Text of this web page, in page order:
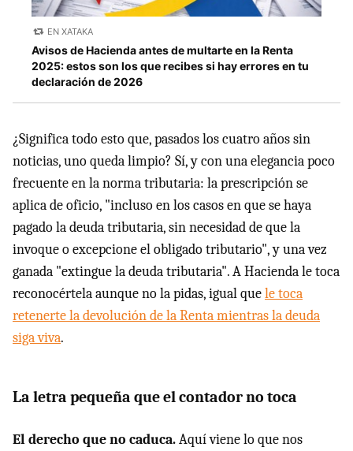
EN XATAKA
Avisos de Hacienda antes de multarte en la Renta
2025: estos son los que recibes si hay errores en tu
declaración de 2026
¿Significa todo esto que, pasados los cuatro años sin
noticias, uno queda limpio? Sí, y con una elegancia poco
frecuente en la norma tributaria: la prescripción se
aplica de oficio, "incluso en los casos en que se haya
pagado la deuda tributaria, sin necesidad de que la
invoque o excepcione el obligado tributario", y una vez
ganada "extingue la deuda tributaria". A Hacienda le toca
reconocértela aunque no la pidas, igual quele toca
retenerte la devolución de la Renta mientras la deuda
siga viva.
La letra pequeña que el contador no toca
El derecho que no caduca.Aquí viene lo que nos